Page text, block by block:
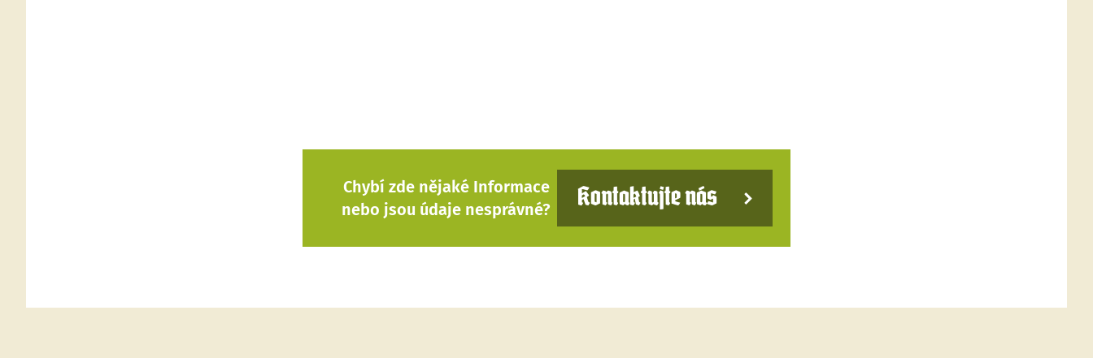
Chybí zde nějaké Informace
nebo jsou údaje nesprávné?
Kontaktujte nás